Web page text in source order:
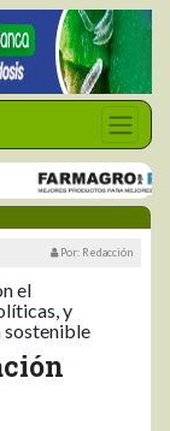
Por: Redacción
el
y
sostenible